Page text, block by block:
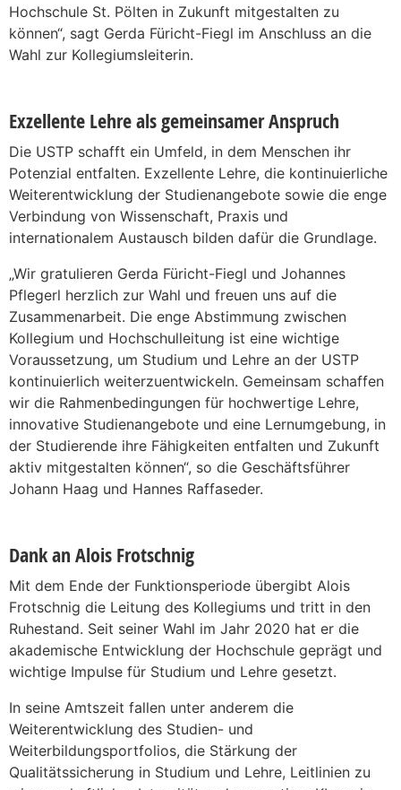
Hochschule St. Pölten in Zukunft mitgestalten zu
können“, sagt Gerda Füricht-Fiegl im Anschluss an die
Wahl zur Kollegiumsleiterin.
Exzellente Lehre als gemeinsamer Anspruch
Die USTP schafft ein Umfeld, in dem Menschen ihr
Potenzial entfalten. Exzellente Lehre, die kontinuierliche
Weiterentwicklung der Studienangebote sowie die enge
Verbindung von Wissenschaft, Praxis und
internationalem Austausch bilden dafür die Grundlage.
„Wir gratulieren Gerda Füricht-Fiegl und Johannes
Pflegerl herzlich zur Wahl und freuen uns auf die
Zusammenarbeit. Die enge Abstimmung zwischen
Kollegium und Hochschulleitung ist eine wichtige
Voraussetzung, um Studium und Lehre an der USTP
kontinuierlich weiterzuentwickeln. Gemeinsam schaffen
wir die Rahmenbedingungen für hochwertige Lehre,
innovative Studienangebote und eine Lernumgebung, in
der Studierende ihre Fähigkeiten entfalten und Zukunft
aktiv mitgestalten können“, so die Geschäftsführer
Johann Haag und Hannes Raffaseder.
Dank an Alois Frotschnig
Mit dem Ende der Funktionsperiode übergibt Alois
Frotschnig die Leitung des Kollegiums und tritt in den
Ruhestand. Seit seiner Wahl im Jahr 2020 hat er die
akademische Entwicklung der Hochschule geprägt und
wichtige Impulse für Studium und Lehre gesetzt.
In seine Amtszeit fallen unter anderem die
Weiterentwicklung des Studien- und
Weiterbildungsportfolios, die Stärkung der
Qualitätssicherung in Studium und Lehre, Leitlinien zu